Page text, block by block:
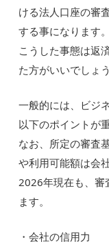
ける法人口座の審
する事になります。
こうした事態は返
た方がいいでしょう
一般的には、ビジ
以下のポイントが
なお、所定の審査
や利用可能額は会
2026年現在も、審
ます。
・会社の信用力